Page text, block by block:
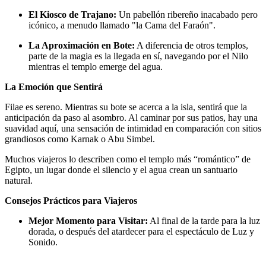
El Kiosco de Trajano: Un pabellón ribereño inacabado pero
icónico, a menudo llamado "la Cama del Faraón".
La Aproximación en Bote: A diferencia de otros templos,
parte de la magia es la llegada en sí, navegando por el Nilo
mientras el templo emerge del agua.
La Emoción que Sentirá
Filae es sereno. Mientras su bote se acerca a la isla, sentirá que la
anticipación da paso al asombro. Al caminar por sus patios, hay una
suavidad aquí, una sensación de intimidad en comparación con sitios
grandiosos como Karnak o Abu Simbel.
Muchos viajeros lo describen como el templo más “romántico” de
Egipto, un lugar donde el silencio y el agua crean un santuario
natural.
Consejos Prácticos para Viajeros
Mejor Momento para Visitar: Al final de la tarde para la luz
dorada, o después del atardecer para el espectáculo de Luz y
Sonido.